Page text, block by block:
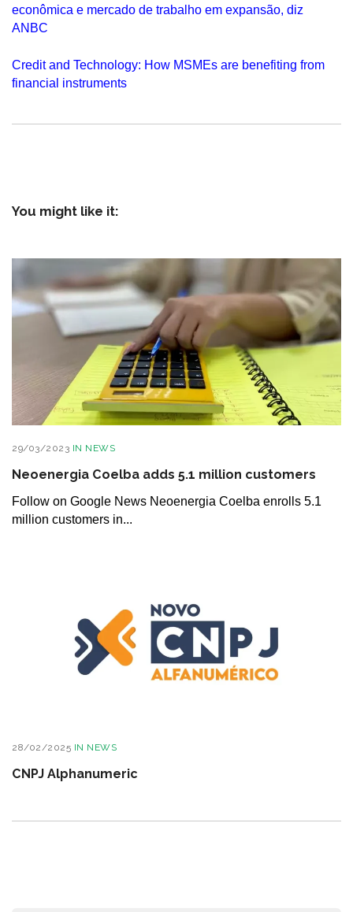
econômica e mercado de trabalho em expansão, diz
ANBC
Credit and Technology: How MSMEs are benefiting from
financial instruments
You might like it:
29/03/2023 IN NEWS
Neoenergia Coelba adds 5.1 million customers
Follow on Google News Neoenergia Coelba enrolls 5.1
million customers in...
28/02/2025 IN NEWS
CNPJ Alphanumeric